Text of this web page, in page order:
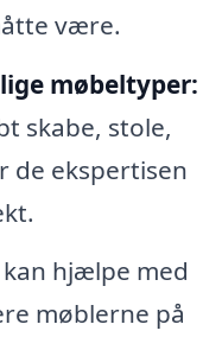
være.
møbeltyper:
skabe, stole,
de ekspertisen
kan hjælpe med
møblerne på